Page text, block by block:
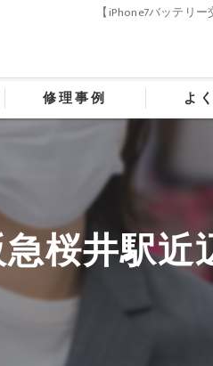
【iPhone7バッテリ
修理事例 よ
桜井駅